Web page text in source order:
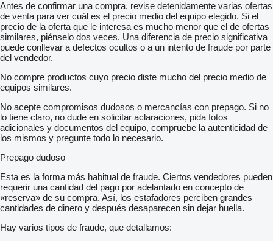
Antes de confirmar una compra, revise detenidamente varias ofertas
de venta para ver cuál es el precio medio del equipo elegido. Si el
precio de la oferta que le interesa es mucho menor que el de ofertas
similares, piénselo dos veces. Una diferencia de precio significativa
puede conllevar a defectos ocultos o a un intento de fraude por parte
del vendedor.
No compre productos cuyo precio diste mucho del precio medio de
equipos similares.
No acepte compromisos dudosos o mercancías con prepago. Si no
lo tiene claro, no dude en solicitar aclaraciones, pida fotos
adicionales y documentos del equipo, compruebe la autenticidad de
los mismos y pregunte todo lo necesario.
Prepago dudoso
Esta es la forma más habitual de fraude. Ciertos vendedores pueden
requerir una cantidad del pago por adelantado en concepto de
«reserva» de su compra. Así, los estafadores perciben grandes
cantidades de dinero y después desaparecen sin dejar huella.
Hay varios tipos de fraude, que detallamos: